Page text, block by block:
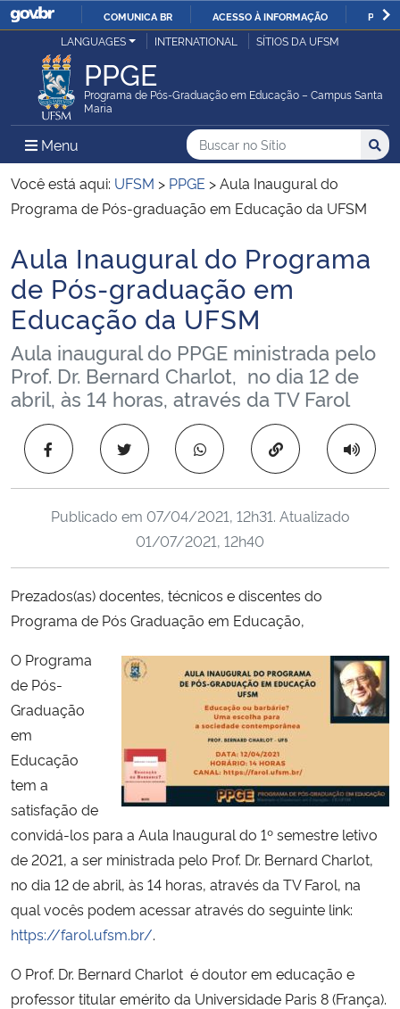
IR
O
COMUNICA BR ACESSO À INFORMAÇÃO
Ministério da Justiça e Segurança Pública
Ministério da Defesa
Ministério das Relações Exteriores
Ministério da Infraestrutura
Ministério da Agricultura, Pecuária e Abastecimento
Ministério da Educação
Ministério da Saúde
Ministério de Minas e Energia
Ministério do Meio Ambiente
Controladoria-Geral da União
Ministério da Mulher, da Família e dos Direitos Humanos
Secretaria-Geral
Secretaria de Governo
Gabinete de Segurança Institucional
Advocacia-Geral da União
LANGUAGES INTERNATIONAL SÍTIOS DA UFSM
PPGE
Programa de Pós-Graduação em Educação – Campus Santa
Maria
Menu Menu Principal do Sítio
Busca
Buscar no no Sítio
Busca:
Você está aqui: UFSM > PPGE >Aula Inaugural do
Programa de Pós-graduação em Educação da UFSM
Início do conteúdo
Aula Inaugural do Programa
de Pós-graduação em
Educação da UFSM
Aula inaugural do PPGE ministrada pelo
Prof. Dr. Bernard Charlot, no dia 12 de
abril, às 14 horas, através da TV Farol
Copiar para área
Publicado em 07/04/2021, 12h31. Atualizado
01/07/2021, 12h40
Prezados(as) docentes, técnicos e discentes do
Programa de Pós Graduação em Educação,
O Programa
de Pós-
Graduação
em
Educação
tem a
satisfação de
convidá-los para a Aula Inaugural do 1º semestre letivo
de 2021, a ser ministrada pelo Prof. Dr. Bernard Charlot,
no dia 12 de abril, às 14 horas, através da TV Farol, na
qual vocês podem acessar através do seguinte link:
https://farol.ufsm.br/.
O Prof. Dr. Bernard Charlot é doutor em educação e
professor titular emérito da Universidade Paris 8 (França).